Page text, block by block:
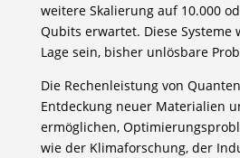
weitere Skalierung auf 10.000
Qubits erwartet. Diese
Lage sein, bisher unlösbare
Die Rechenleistung von
Entdeckung neuer Materialien
ermöglichen,
wie der Klimaforschung, der